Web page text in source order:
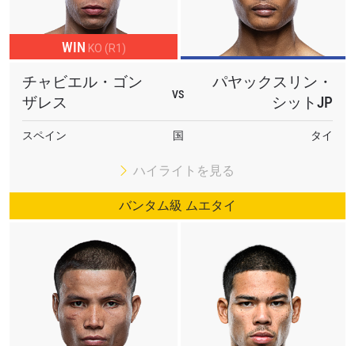
WIN KO (R1)
チャビエル・ゴン
ザレス
VS
パヤックスリン・
シットJP
スペイン 国 タイ
ハイライトを見る
バンタム級 ムエタイ